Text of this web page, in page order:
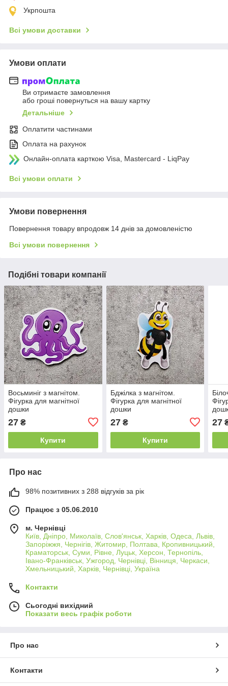
Укрпошта
Всі умови доставки
Умови оплати
Ви отримаєте замовлення
або гроші повернуться на вашу картку
Детальніше
Оплатити частинами
Оплата на рахунок
Онлайн-оплата карткою Visa, Mastercard - LiqPay
Всі умови оплати
Умови повернення
Повернення товару впродовж 14 днів за домовленістю
Всі умови повернення
Подібні товари компанії
Восьминіг з магнітом.
Фігурка для магнітної
дошки
27 ₴
Купити
Бджілка з магнітом.
Фігурка для магнітної
дошки
27₴
Купити
27
Про нас
98% позитивних з 288 відгуків за рік
Працює з 05.06.2010
м. Чернівці
Київ, Дніпро, Миколаїв, Слов'янськ, Харків, Одеса, Львів,
Запоріжжя, Чернігів, Житомир, Полтава, Кропивницький,
Краматорськ, Суми, Рівне, Луцьк, Херсон, Тернопіль,
Івано-Франківськ, Ужгород, Чернівці, Вінниця, Черкаси,
Хмельницький, Харків, Чернівці, Україна
Контакти
Сьогодні вихідний
Показати весь графік роботи
Про нас
Контакти